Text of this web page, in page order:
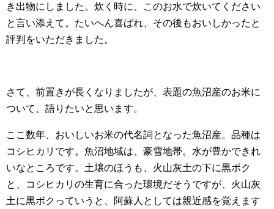
き出物にしました。炊く時に、このお水で炊いてください
と言い添えて。たいへん喜ばれ、その後もおいしかったと
評判をいただきました。
さて、前置きが長くなりましたが、表題の魚沼産のお米に
ついて、語りたいと思います。
ここ数年、おいしいお米の代名詞となった魚沼産。品種は
コシヒカリです。魚沼地域は、豪雪地帯。水が豊かできれ
いなところです。土壌のほうも、火山灰土の下に黒ボク
と、コシヒカリの生育に合った環境だそうですが、火山灰
土に黒ボクっていうと、阿蘇人としては親近感を覚えます